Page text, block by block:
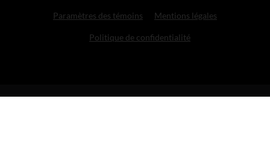
Paramètres des témoins Mentions légales
Politique de confidentialité